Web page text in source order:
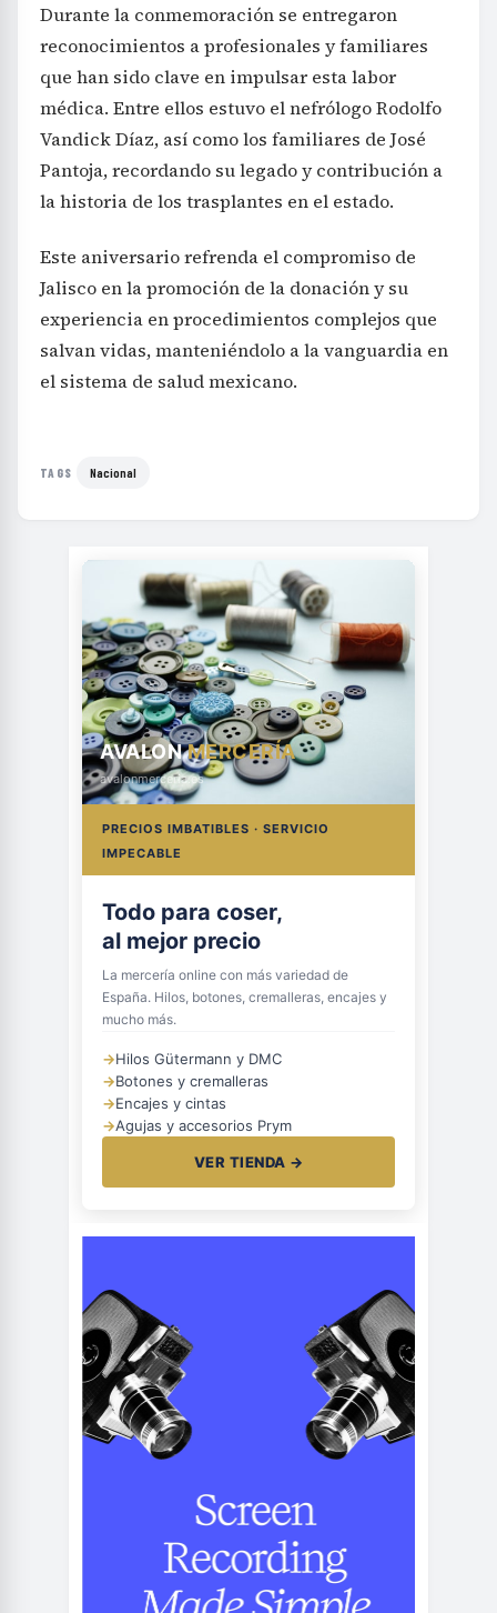
Durante la conmemoración se entregaron
reconocimientos a profesionales y familiares
que han sido clave en impulsar esta labor
médica. Entre ellos estuvo el nefrólogo Rodolfo
Vandick Díaz, así como los familiares de José
Pantoja, recordando su legado y contribución a
la historia de los trasplantes en el estado.
Este aniversario refrenda el compromiso de
Jalisco en la promoción de la donación y su
experiencia en procedimientos complejos que
salvan vidas, manteniéndolo a la vanguardia en
el sistema de salud mexicano.
TAGS Nacional
AVALONMERCERÍA
avalonmerceria.es
PRECIOS IMBATIBLES · SERVICIO
IMPECABLE
Todo para coser,
al mejor precio
La mercería online con más variedad de
España. Hilos, botones, cremalleras, encajes y
mucho más.
→Hilos Gütermann y DMC
→Botones y cremalleras
→Encajes y cintas
→Agujas y accesorios Prym
VER TIENDA →